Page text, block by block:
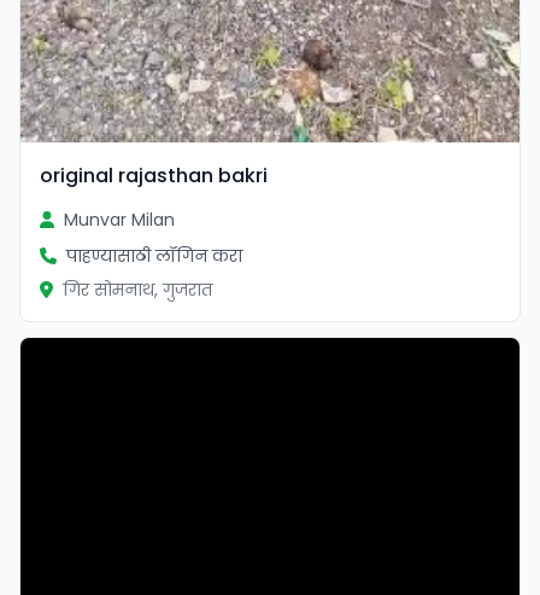
original rajasthan bakri
Munvar Milan
पाहण्यासाठी लॉगिन करा
गिर सोमनाथ, गुजरात